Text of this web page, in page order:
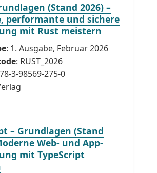
(Stand 2026) –
performante und sichere
mit Rust meistern
: 1. Ausgabe, Februar 2026
: RUST_2026
3-98569-275-0
– Grundlagen (Stand
Web- und App-
mit TypeScript